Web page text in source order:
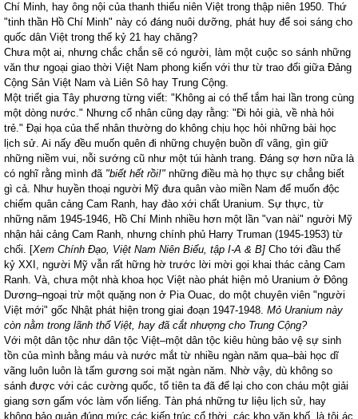
Chí Minh, hay ông nội của thanh thiếu niên Việt trong thập niên 1950. Thứ
"tinh thần Hồ Chí Minh" này có đáng nuôi dưỡng, phát huy để soi sáng cho
quốc dân Việt trong thế kỷ 21 hay chăng?
Chưa một ai, nhưng chắc chắn sẽ có người, làm một cuộc so sánh những
văn thư ngoại giao thời Việt Nam phong kiến với thư từ trao đổi giữa Đảng
Cộng Sản Việt Nam và Liên Sô hay Trung Cộng.
Một triết gia Tây phương từng viết: "Không ai có thể tắm hai lần trong cùng
một dòng nước." Nhưng cổ nhân cũng dạy rằng: "Đi hỏi già, về nhà hỏi
trẻ." Đại họa của thế nhân thường do không chịu học hỏi những bài học
lịch sử. Ai nấy đều muốn quên đi những chuyện buồn dĩ vãng, gìn giữ
những niềm vui, nỗi sướng cũ như một túi hành trang. Đáng sợ hơn nữa là
có nghĩ rằng mình đã "biết hết rồi!" những điều mà họ thực sự chẳng biết
gì cả. Như huyền thoại người Mỹ đưa quân vào miền Nam để muốn độc
chiếm quân cảng Cam Ranh, hay đào xới chất Uranium. Sự thực, từ
những năm 1945-1946, Hồ Chí Minh nhiều hơn một lần "van nài" người Mỹ
nhận hải cảng Cam Ranh, nhưng chính phủ Harry Truman (1945-1953) từ
chối. [Xem Chính Đạo, Việt Nam Niên Biểu, tập I-A & B] Cho tới đầu thế
kỷ XXI, người Mỹ vẫn rất hững hờ trước lời mời gọi khai thác cảng Cam
Ranh. Và, chưa một nhà khoa học Việt nào phát hiện mỏ Uranium ở Đông
Dương–ngoại trừ một quặng non ở Pia Ouac, do một chuyên viên "người
Việt mới" gốc Nhật phát hiện trong giai đoạn 1947-1948. Mỏ Uranium này
còn nằm trong lãnh thổ Việt, hay đã cắt nhượng cho Trung Cộng?
Với một dân tộc như dân tộc Việt–một dân tộc kiêu hùng bảo vệ sự sinh
tồn của mình bằng máu và nước mắt từ nhiều ngàn năm qua–bài học dĩ
vãng luôn luôn là tấm gương soi mặt ngàn năm. Nhờ vậy, dù không so
sánh được với các cường quốc, tổ tiên ta đã để lại cho con cháu một giải
giang sơn gấm vóc làm vốn liếng. Tàn phá những tư liệu lịch sử, hay
không bảo quản đúng mức các kiến trúc cổ thời, các kho văn khố, là tội ác